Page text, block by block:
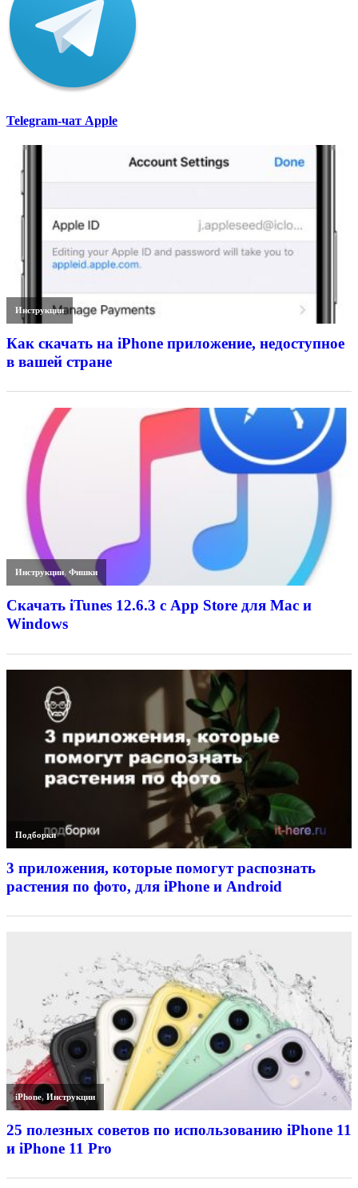
Telegram-чат Apple
Инструкции
Как скачать на iPhone приложение, недоступное
в вашей стране
Инструкции,Фишки
Скачать iTunes 12.6.3 с App Store для Mac и
Windows
Подборки
3 приложения, которые помогут распознать
растения по фото, для iPhone и Android
iPhone,Инструкции
25 полезных советов по использованию iPhone 11
и iPhone 11 Pro